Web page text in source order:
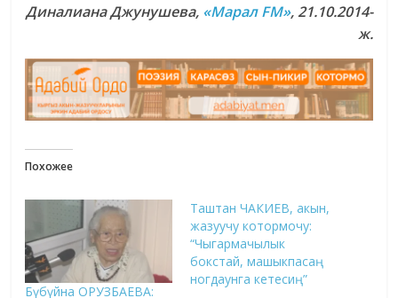
Диналиана Джунушева, «Марал FM», 21.10.2014-
ж.
Похожее
Бүбүйна ОРУЗБАЕВА:
Таштан ЧАКИЕВ, акын,
жазуучу котормочу:
“Чыгармачылык
бокстай, машыкпасаң
ногдаунга кетесиң”